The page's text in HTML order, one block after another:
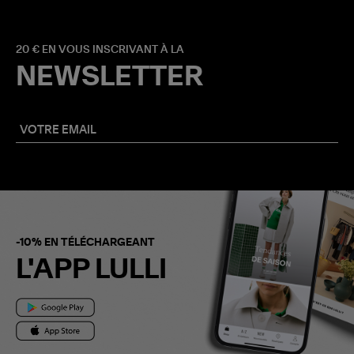
20 € EN VOUS INSCRIVANT À LA
NEWSLETTER
-10% EN TÉLÉCHARGEANT
L'APP LULLI